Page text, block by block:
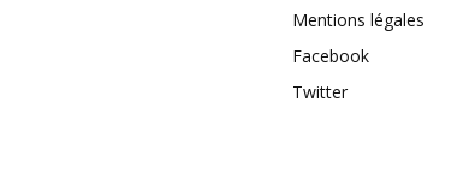
Mentions légales
Facebook
Twitter